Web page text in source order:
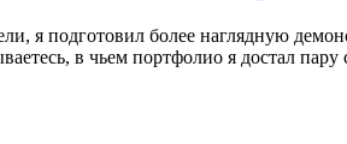
я подготовил более наглядную
в чьем портфолио я достал